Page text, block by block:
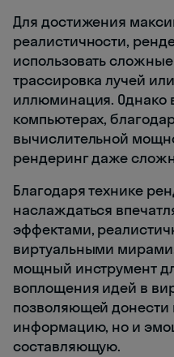
Для достижения
реалистичности,
использовать
трассировка лучей
иллюминация. Однако
компьютерах,
вычислительной
рендеринг даже
Благодаря технике
наслаждаться
эффектами,
виртуальными
мощный инструмент
воплощения идей в
позволяющей донести
информацию, но и
составляющую.